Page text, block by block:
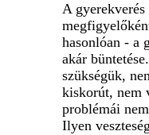
A
hasonlóan - a
akár
szükségük,
kiskorút, nem
problémái
Ilyen